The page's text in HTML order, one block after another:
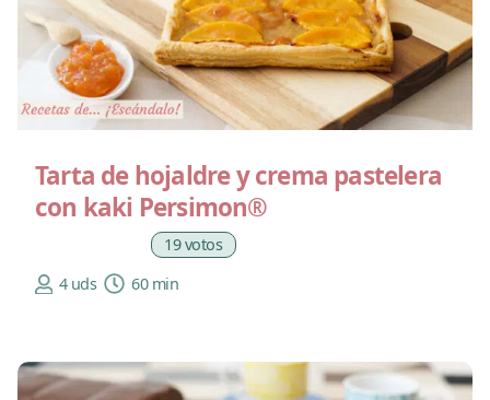
Tarta de hojaldre y crema pastelera
con kaki Persimon®
19 votos
4 uds
60 min